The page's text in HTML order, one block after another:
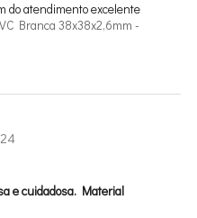
do atendimento excelente
Branca 38x38x2,6mm -
e cuidadosa. Material